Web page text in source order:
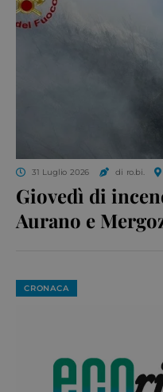
31 Luglio 2026 di ro.bi.
Giovedì di
Aurano e
CRONACA